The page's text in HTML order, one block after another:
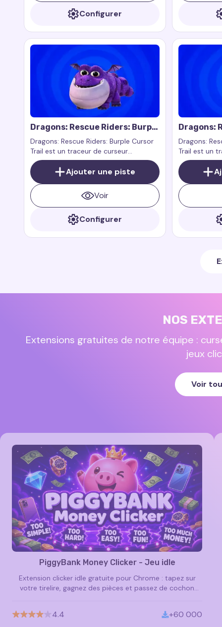
Configurer
Dragons: Rescue Riders: Burple
Cursor Trail
Dragons: Rescue Riders: Burple Cursor
Trail est un traceur de curseur
personnalisé inspiré par le personnage
Burple de l'émission Dragons: Rescue
Riders. Burple est un dragon joyeux
connu pour sa convivialité et son
amour de la nourriture.
Ajouter une piste
Voir
Configurer
Dragons:
Cursor
Dragons:
Trail est un
l'émission
Aggro est
est toujours
NOS
Extensions gratuites de notre équipe :
jeux
Voir
PiggyBank Money Clicker - Jeu idle
Extension clicker idle gratuite pour Chrome : tapez sur
votre tirelire, gagnez des pièces et passez de cochon
4.4 +60 000